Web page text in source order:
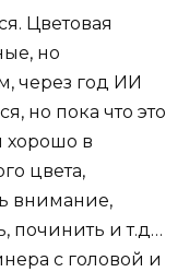
Цветовая
но
через год ИИ
но пока что это
хорошо в
цвета,
внимание,
починить и т.д…
с головой и